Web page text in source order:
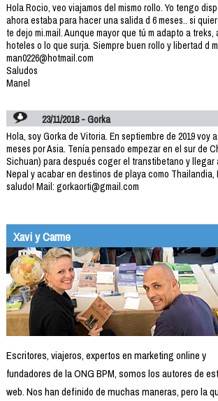
Hola Rocio, veo viajamos del mismo rollo. Yo tengo
ahora estaba para hacer una salida d 6 meses.. si
te dejo mi.mail. Aunque mayor que tú m adapto a
hoteles o lo que surja. Siempre buen rollo y libertad d
man0226@hotmail.com
Saludos
Manel
23/11/2018 - Gorka
Hola, soy Gorka de Vitoria. En septiembre de 2019 voy
meses por Asia. Tenía pensado empezar en el sur de
Sichuan) para después coger el transtibetano y llegar
Nepal y acabar en destinos de playa como Thailandia,
saludo! Mail: gorkaorti@gmail.com
Xavi y Carme
Escritores, viajeros, expertos en marketing online y
fundadores de la ONG BPM, somos los autores de
web. Nos han definido de muchas maneras, pero la